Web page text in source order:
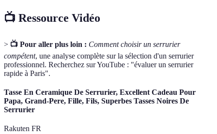
📺 Ressource Vidéo
> 📺 Pour aller plus loin : Comment choisir un serrurier
compétent, une analyse complète sur la sélection d'un serrurier
professionnel. Recherchez sur YouTube : "évaluer un serrurier
rapide à Paris".
Tasse En Ceramique De Serrurier, Excellent Cadeau Pour
Papa, Grand-Pere, Fille, Fils, Superbes Tasses Noires De
Serrurier
Rakuten FR